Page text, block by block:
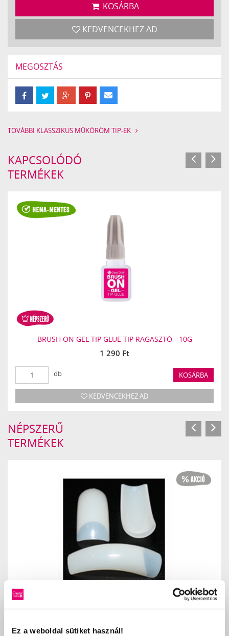
Ez a weboldal sütiket használ!
KOSÁRBA
KEDVENCEKHEZ AD
MEGOSZTÁS
TOVÁBBI KLASSZIKUS MŰKÖRÖM TIP-EK
KAPCSOLÓDÓ
TERMÉKEK
BRUSH ON GEL TIP GLUE TIP RAGASZTÓ - 10G
1 290 Ft
db KOSÁRBA
KEDVENCEKHEZ AD
NÉPSZERŰ
TERMÉKEK
FÉLKARVALY TIP UTÁNTÖLTŐ 2